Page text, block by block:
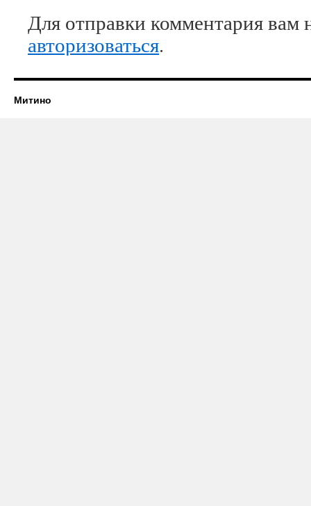
Для отправки комментария вам
авторизоваться.
Митино